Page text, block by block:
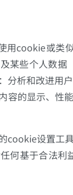
马腕骨
计算机体层
优质会员
优质会员
用cookie或类
某些个人数据
分析和改进用
容的显示、性
cookie设置工
何基于合法